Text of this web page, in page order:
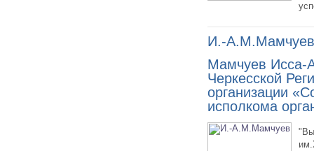
И.-А.М.Мамчуев
Мамчуев Исса-
Черкесской
организации
исполкома